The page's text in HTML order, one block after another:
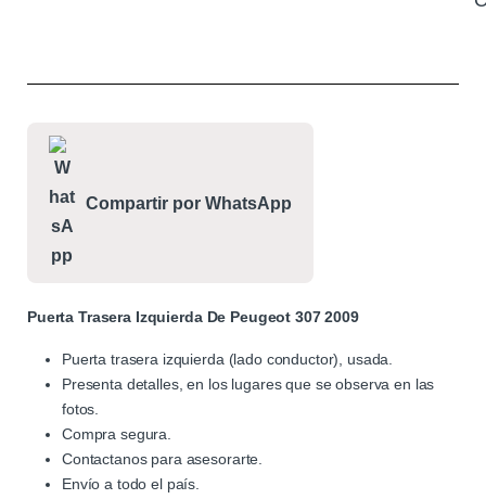
Compartir por WhatsApp
Puerta Trasera Izquierda De Peugeot 307 2009
Puerta trasera izquierda (lado conductor), usada.
Presenta detalles, en los lugares que se observa en las
fotos.
Compra segura.
Contactanos para asesorarte.
Envío a todo el país.